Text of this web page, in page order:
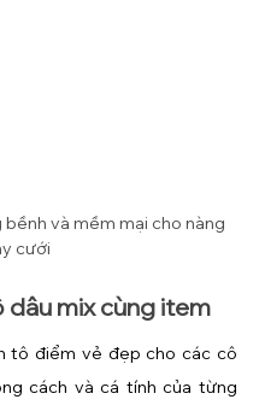
và mềm mại cho nàng
cưới
dâu mix cùng item
tô điểm vẻ đẹp cho các cô
cách và cá tính của từng